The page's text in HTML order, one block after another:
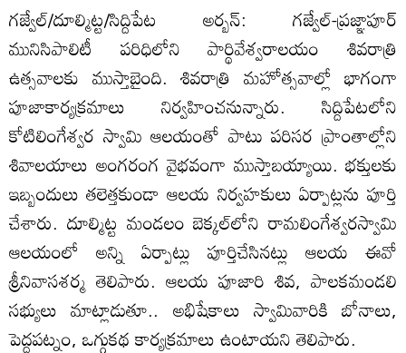
గజ్వేల్‌/దూల్మిట్ట/సిద్దిపేట అర్బన్‌: గజ్వేల్‌-ప్రజ్ఞాపూర్‌
మునిసిపాలిటీ పరిధిలోని పార్థివేశ్వరాలయం శివరాత్రి
ఉత్సవాలకు ముస్తాబైంది. శివరాత్రి మహోత్సవాల్లో భాగంగా
పూజాకార్యక్రమాలు నిర్వహించనున్నారు. సిద్దిపేటలోని
కోటిలింగేశ్వర స్వామి ఆలయంతో పాటు పరిసర ప్రాంతాల్లోని
శివాలయాలు అంగరంగ వైభవంగా ముస్తాబయ్యాయి. భక్తులకు
ఇబ్బందులు తలెత్తకుండా ఆలయ నిర్వహకులు ఏర్పాట్లను పూర్తి
చేశారు. దూల్మిట్ట మండలం బెక్కల్‌లోని రామలింగేశ్వరస్వామి
ఆలయంలో అన్ని ఏర్పాట్లు పూర్తిచేసినట్లు ఆలయ ఈవో
శ్రీనివాసశర్మ తెలిపారు. ఆలయ పూజారి శివ, పాలకమండలి
సభ్యులు మాట్లాడుతూ.. అభిషేకాలు స్వామివారికి బోనాలు,
పెద్దపట్నం, ఒగ్గుకథ కార్యక్రమాలు ఉంటాయని తెలిపారు.